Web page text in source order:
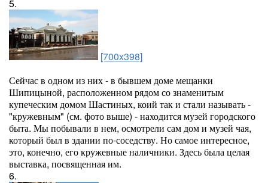
5.
[700x398]
Сейчас в одном из них - в бывшем доме мещанки
Шипицыной, расположенном рядом со знаменитым
купеческим домом Шастиных, коий так и стали называть -
"кружевным" (см. фото выше) - находится музей городского
быта. Мы побывали в нем, осмотрели сам дом и музей чая,
который был в здании по-соседству. Но самое интересное,
это, конечно, его кружевные наличники. Здесь была целая
выставка, посвященная им.
6.